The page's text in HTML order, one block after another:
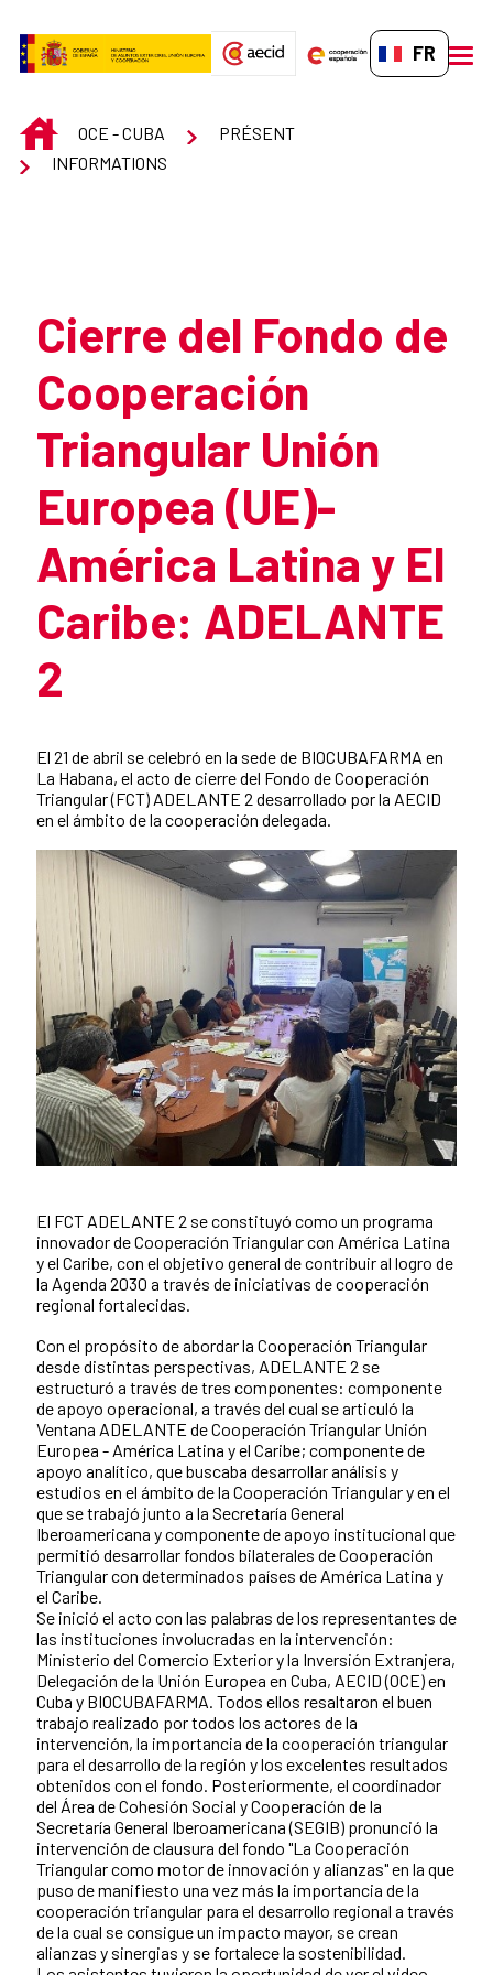
FR-FR
INICIOOCE - CUBA
PRÉSENT
INFORMATIONS
Cierre del Fondo de
Cooperación
Triangular Unión
Europea (UE)-
América Latina y El
Caribe: ADELANTE
2
El 21 de abril se celebró en la sede de BIOCUBAFARMA en
La Habana, el acto de cierre del Fondo de Cooperación
Triangular (FCT) ADELANTE 2 desarrollado por la AECID
en el ámbito de la cooperación delegada.
Contenido de la noticia
El FCT ADELANTE 2 se constituyó como un programa
innovador de Cooperación Triangular con América Latina
y el Caribe, con el objetivo general de contribuir al logro de
la Agenda 2030 a través de iniciativas de cooperación
regional fortalecidas.
Con el propósito de abordar la Cooperación Triangular
desde distintas perspectivas, ADELANTE 2 se
estructuró a través de tres componentes: componente
de apoyo operacional, a través del cual se articuló la
Ventana ADELANTE de Cooperación Triangular Unión
Europea - América Latina y el Caribe; componente de
apoyo analítico, que buscaba desarrollar análisis y
estudios en el ámbito de la Cooperación Triangular y en el
que se trabajó junto a la Secretaría General
Iberoamericana y componente de apoyo institucional que
permitió desarrollar fondos bilaterales de Cooperación
Triangular con determinados países de América Latina y
el Caribe.
Se inició el acto con las palabras de los representantes de
las instituciones involucradas en la intervención:
Ministerio del Comercio Exterior y la Inversión Extranjera,
Delegación de la Unión Europea en Cuba, AECID (OCE) en
Cuba y BIOCUBAFARMA. Todos ellos resaltaron el buen
trabajo realizado por todos los actores de la
intervención, la importancia de la cooperación triangular
para el desarrollo de la región y los excelentes resultados
obtenidos con el fondo. Posteriormente, el coordinador
del Área de Cohesión Social y Cooperación de la
Secretaría General Iberoamericana (SEGIB) pronunció la
intervención de clausura del fondo "La Cooperación
Triangular como motor de innovación y alianzas" en la que
puso de manifiesto una vez más la importancia de la
cooperación triangular para el desarrollo regional a través
de la cual se consigue un impacto mayor, se crean
alianzas y sinergias y se fortalece la sostenibilidad.